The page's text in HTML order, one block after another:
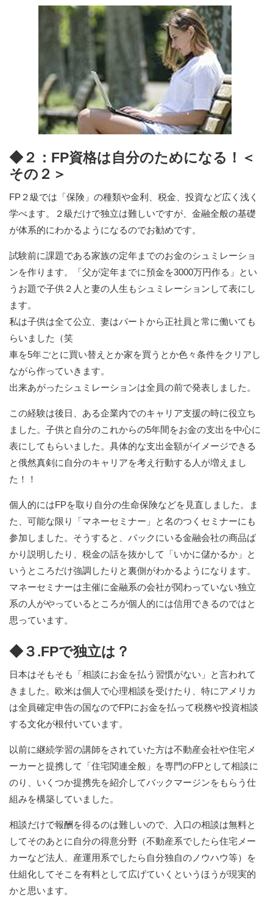
◆２：FP資格は自分のためになる！＜
その２＞
FP２級では「保険」の種類や金利、税金、投資など広く浅く
学べます。２級だけで独立は難しいですが、金融全般の基礎
が体系的にわかるようになるのでお勧めです。
試験前に課題である家族の定年までのお金のシュミレーショ
ンを作ります。「父が定年までに預金を3000万円作る」とい
うお題で子供２人と妻の人生もシュミレーションして表にし
ます。
私は子供は全て公立、妻はパートから正社員と常に働いても
らいました（笑
車を5年ごとに買い替えとか家を買うとか色々条件をクリアし
ながら作っていきます。
出来あがったシュミレーションは全員の前で発表しました。
この経験は後日、ある企業内でのキャリア支援の時に役立ち
ました。子供と自分のこれからの5年間をお金の支出を中心に
表にしてもらいました。具体的な支出金額がイメージできる
と俄然真剣に自分のキャリアを考え行動する人が増えまし
た！！
個人的にはFPを取り自分の生命保険などを見直しました。ま
た、可能な限り「マネーセミナー」と名のつくセミナーにも
参加しました。そうすると、バックにいる金融会社の商品ば
かり説明したり、税金の話を抜かして「いかに儲かるか」と
いうところだけ強調したりと裏側がわかるようになります。
マネーセミナーは主催に金融系の会社が関わっていない独立
系の人がやっているところが個人的には信用できるのではと
思っています。
◆３.FPで独立は？
日本はそもそも「相談にお金を払う習慣がない」と言われて
きました。欧米は個人で心理相談を受けたり、特にアメリカ
は全員確定申告の国なのでFPにお金を払って税務や投資相談
する文化が根付いています。
以前に継続学習の講師をされていた方は不動産会社や住宅メ
ーカーと提携して「住宅関連全般」を専門のFPとして相談に
のり、いくつか提携先を紹介してバックマージンをもらう仕
組みを構築していました。
相談だけで報酬を得るのは難しいので、入口の相談は無料と
してそのあとに自分の得意分野（不動産系でしたら住宅メー
カーなど法人、産運用系でしたら自分独自のノウハウ等）を
仕組化してそこを有料として広げていくというほうが現実的
かと思います。